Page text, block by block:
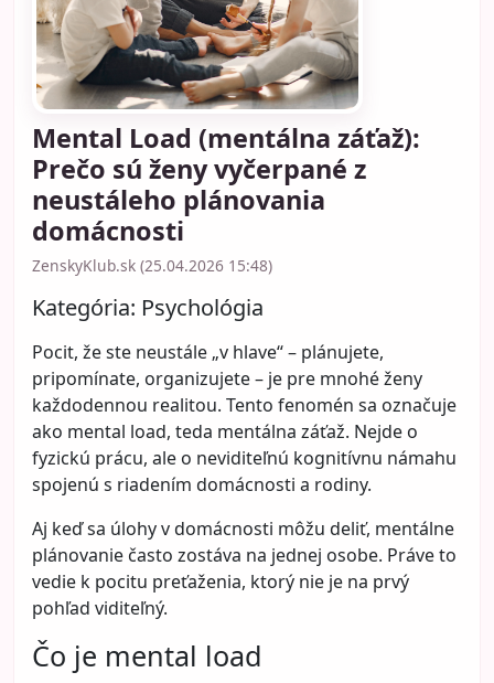
Mental Load (mentálna záťaž):
Prečo sú ženy vyčerpané z
neustáleho plánovania
domácnosti
ZenskyKlub.sk (25.04.2026 15:48)
Kategória: Psychológia
Pocit, že ste neustále „v hlave“ – plánujete,
pripomínate, organizujete – je pre mnohé ženy
každodennou realitou. Tento fenomén sa označuje
ako mental load, teda mentálna záťaž. Nejde o
fyzickú prácu, ale o neviditeľnú kognitívnu námahu
spojenú s riadením domácnosti a rodiny.
Aj keď sa úlohy v domácnosti môžu deliť, mentálne
plánovanie často zostáva na jednej osobe. Práve to
vedie k pocitu preťaženia, ktorý nie je na prvý
pohľad viditeľný.
Čo je mental load